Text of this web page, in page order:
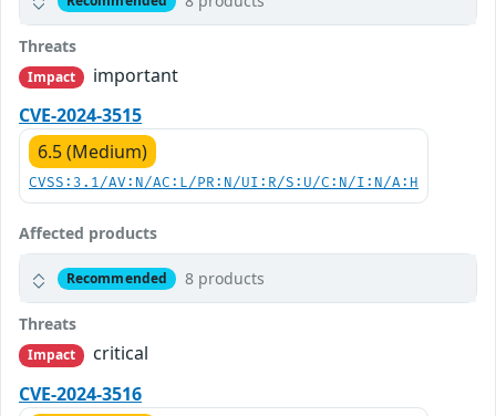
Threats
Impact
important
CVE-2024-3515
6.5 (Medium)
CVSS:3.1/AV:N/AC:L/PR:N/UI:R/S:U/C:N/I:N/A:H
Affected products
Recommended 8 products
Threats
Impact
critical
CVE-2024-3516